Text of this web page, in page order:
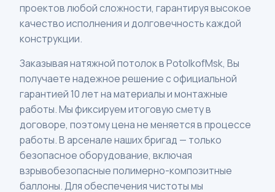
проектов любой сложности, гарантируя высокое
качество исполнения и долговечность каждой
конструкции.
Заказывая натяжной потолок в PotolkofMsk, Вы
получаете надежное решение с официальной
гарантией 10 лет на материалы и монтажные
работы. Мы фиксируем итоговую смету в
договоре, поэтому цена не меняется в процессе
работы. В арсенале наших бригад — только
безопасное оборудование, включая
взрывобезопасные полимерно-композитные
баллоны. Для обеспечения чистоты мы